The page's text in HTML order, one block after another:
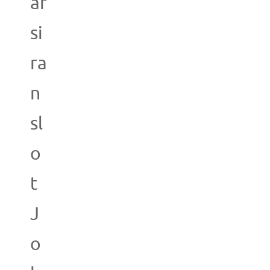
si
ra
n
sl
o
t
J
o